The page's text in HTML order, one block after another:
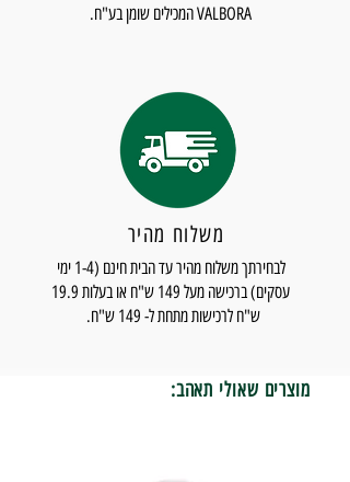
VALBORA המכילים שומן בע"ח.
משלוח מהיר
לבחירתך משלוח מהיר עד הבית חינם (1-4 ימי
עסקים) ברכישה מעל 149 ש"ח או בעלות 19.9
ש"ח לרכישות מתחת ל- 149 ש"ח.
מוצרים שאולי תאהב: